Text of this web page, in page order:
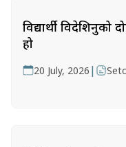
विद्यार्थी
हो
20 July, 2026 |